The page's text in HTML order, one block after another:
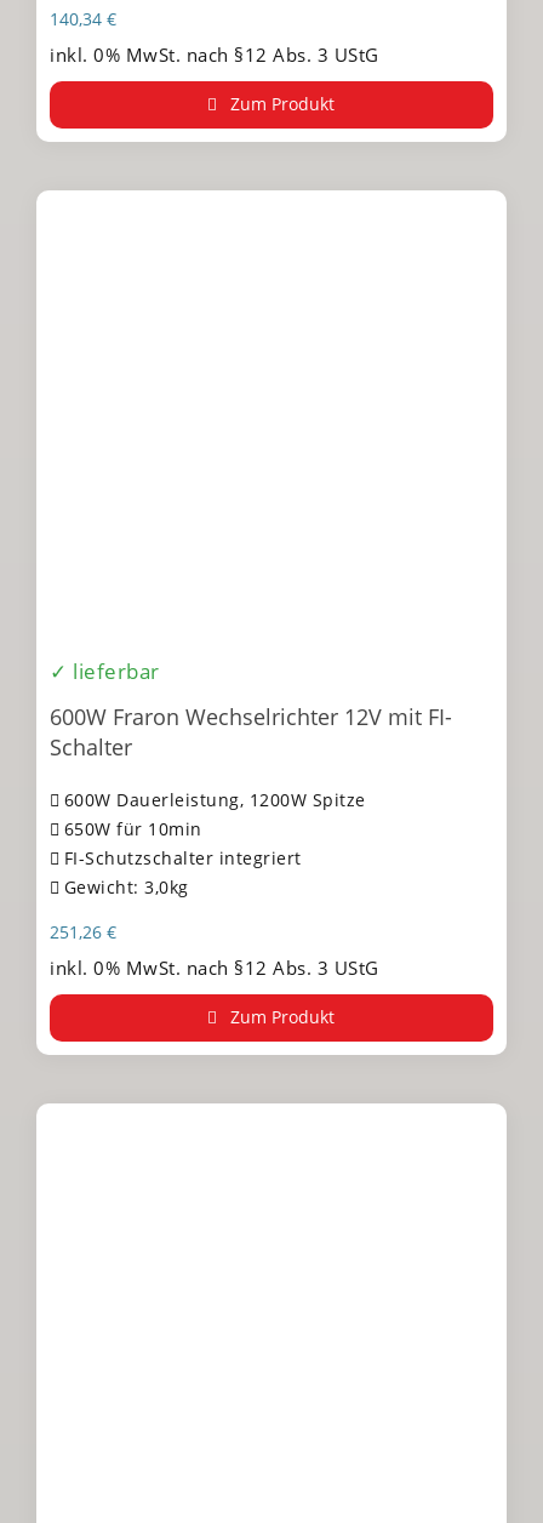
140,34 €
inkl. 0% MwSt. nach §12 Abs. 3 UStG
Zum Produkt
✓ lieferbar
600W Fraron Wechselrichter 12V mit FI-
Schalter
600W Dauerleistung, 1200W Spitze
650W für 10min
FI-Schutzschalter integriert
Gewicht: 3,0kg
251,26 €
inkl. 0% MwSt. nach §12 Abs. 3 UStG
Zum Produkt